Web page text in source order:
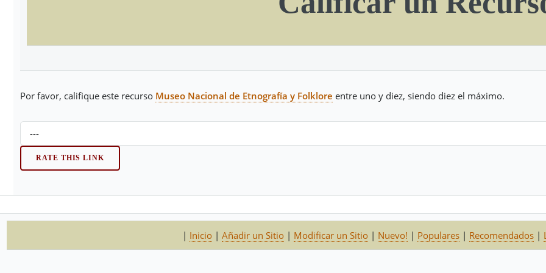
Por favor, califique este recurso Museo Nacional de Etnografía y Folklore entre uno y diez, siendo diez el máximo.
| Inicio | Añadir un Sitio | Modificar un Sitio | Nuevo! | Populares | Recomendados |